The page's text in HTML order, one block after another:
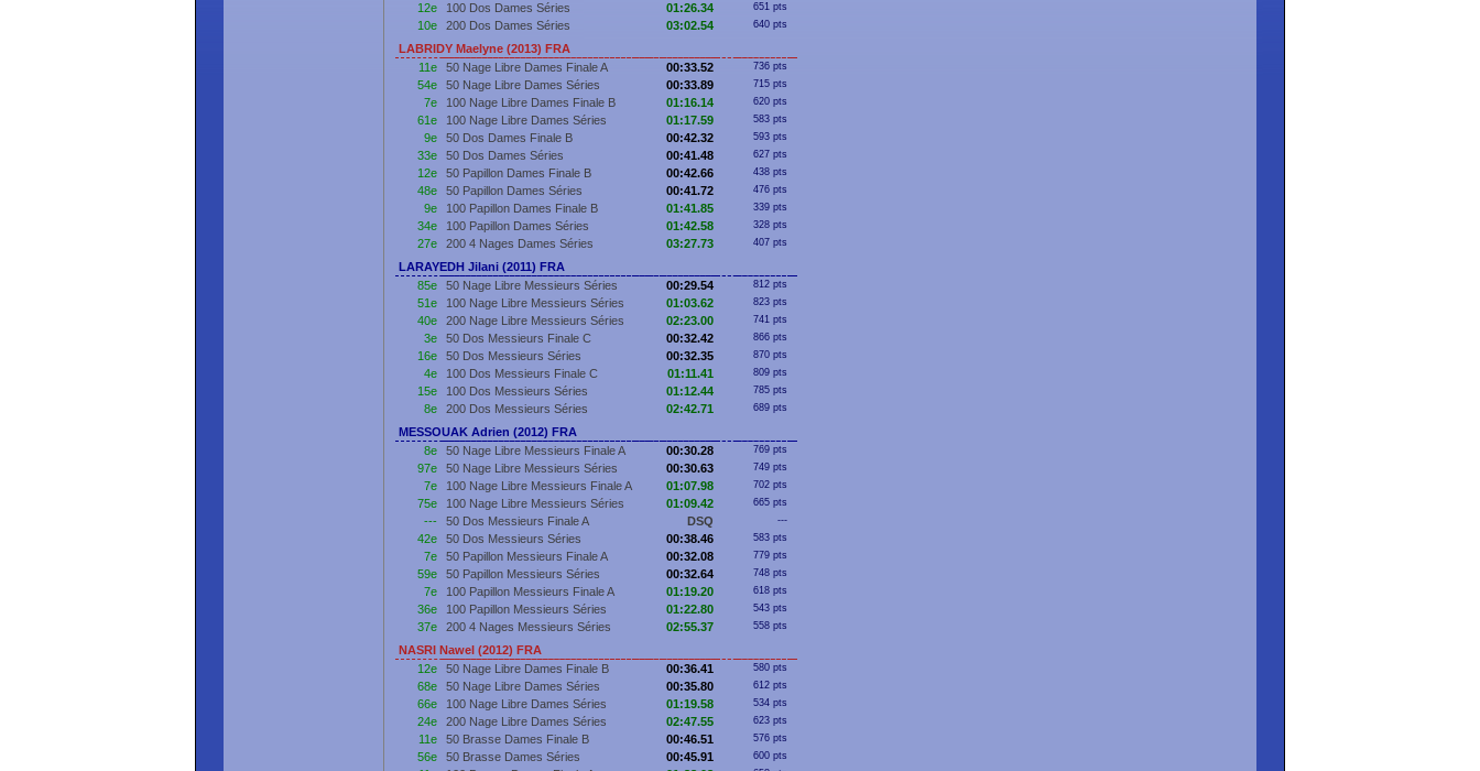
12e 100 Dos Dames Séries 01:26.34 651 pts
10e 200 Dos Dames Séries 03:02.54 640 pts
LABRIDY Maelyne (2013) FRA
11e
50 Nage Libre Dames Finale A 00:33.52 736 pts
54e 50 Nage Libre Dames Séries 00:33.89 715 pts
7e 100 Nage Libre Dames Finale B 01:16.14 620 pts
61e 100 Nage Libre Dames Séries 01:17.59 583 pts
9e 50 Dos Dames Finale B 00:42.32 593 pts
33e 50 Dos Dames Séries 00:41.48 627 pts
12e 50 Papillon Dames Finale B 00:42.66 438 pts
48e 50 Papillon Dames Séries 00:41.72 476 pts
9e 100 Papillon Dames Finale B 01:41.85 339 pts
34e 100 Papillon Dames Séries 01:42.58 328 pts
27e 200 4 Nages Dames Séries 03:27.73 407 pts
LARAYEDH Jilani (2011) FRA
85e
50 Nage Libre Messieurs Séries 00:29.54 812 pts
51e 100 Nage Libre Messieurs Séries 01:03.62 823 pts
40e 200 Nage Libre Messieurs Séries 02:23.00 741 pts
3e 50 Dos Messieurs Finale C 00:32.42 866 pts
16e 50 Dos Messieurs Séries 00:32.35 870 pts
4e 100 Dos Messieurs Finale C 01:11.41 809 pts
15e 100 Dos Messieurs Séries 01:12.44 785 pts
8e 200 Dos Messieurs Séries 02:42.71 689 pts
MESSOUAK Adrien (2012) FRA
8e
50 Nage Libre Messieurs Finale A 00:30.28 769 pts
97e 50 Nage Libre Messieurs Séries 00:30.63 749 pts
7e 100 Nage Libre Messieurs Finale A 01:07.98 702 pts
75e 100 Nage Libre Messieurs Séries 01:09.42 665 pts
--- 50 Dos Messieurs Finale A DSQ ---
42e 50 Dos Messieurs Séries 00:38.46 583 pts
7e 50 Papillon Messieurs Finale A 00:32.08 779 pts
59e 50 Papillon Messieurs Séries 00:32.64 748 pts
7e 100 Papillon Messieurs Finale A 01:19.20 618 pts
36e 100 Papillon Messieurs Séries 01:22.80 543 pts
37e 200 4 Nages Messieurs Séries 02:55.37 558 pts
NASRI Nawel (2012) FRA
12e
50 Nage Libre Dames Finale B 00:36.41 580 pts
68e 50 Nage Libre Dames Séries 00:35.80 612 pts
66e 100 Nage Libre Dames Séries 01:19.58 534 pts
24e 200 Nage Libre Dames Séries 02:47.55 623 pts
11e 50 Brasse Dames Finale B 00:46.51 576 pts
56e 50 Brasse Dames Séries 00:45.91 600 pts